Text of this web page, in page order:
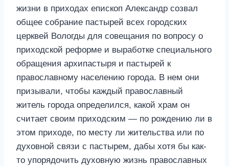
жизни в приходах епископ Александр созвал
общее собрание пастырей всех городских
церквей Вологды для совещания по вопросу о
приходской реформе и выработке специального
обращения архипастыря и пастырей к
православному населению города. В нем они
призывали, чтобы каждый православный
житель города определился, какой храм он
считает своим приходским — по рождению ли в
этом приходе, по месту ли жительства или по
духовной связи с пастырем, дабы хотя бы как-
то упорядочить духовную жизнь православных